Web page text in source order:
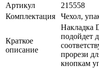
Артикул
215558
Комплектация
Чехол,
Краткое
описание
Накладка
подойдет
прорези
кнопкам